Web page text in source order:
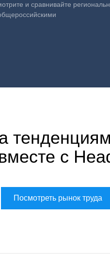
и сравнивайте
с
Посмотреть рынок труда